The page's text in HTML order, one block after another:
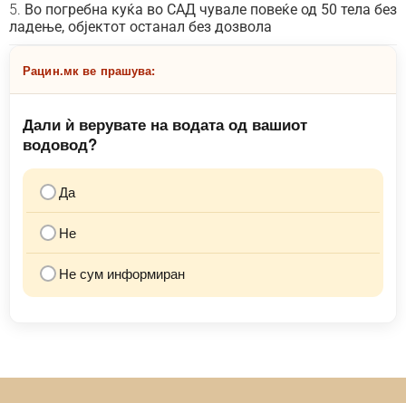
Во погребна куќа во САД чувале повеќе од 50 тела без
ладење, објектот останал без дозвола
Рацин.мк ве прашува:
Дали ѝ верувате на водата од вашиот
водовод?
Да
Не
Не сум информиран